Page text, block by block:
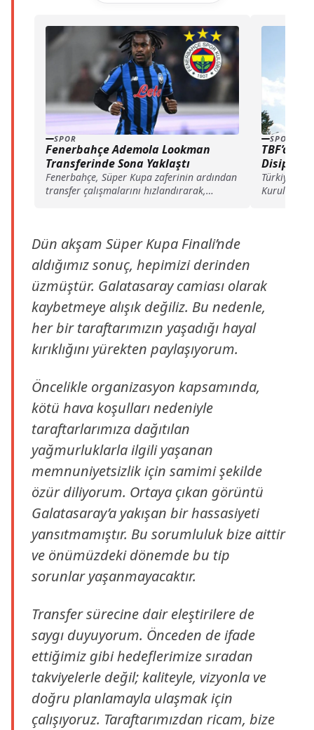
SPOR
Fenerbahçe Ademola Lookman
Transferinde Sona Yaklaştı
Fenerbahçe, Süper Kupa zaferinin ardından
transfer çalışmalarını hızlandırarak,
SPOR
TBF’den
Disiplin
Türkiye
Kurulu,
Dün akşam Süper Kupa Finali’nde
aldığımız sonuç, hepimizi derinden
üzmüştür. Galatasaray camiası olarak
kaybetmeye alışık değiliz. Bu nedenle,
her bir taraftarımızın yaşadığı hayal
kırıklığını yürekten paylaşıyorum.
Öncelikle organizasyon kapsamında,
kötü hava koşulları nedeniyle
taraftarlarımıza dağıtılan
yağmurluklarla ilgili yaşanan
memnuniyetsizlik için samimi şekilde
özür diliyorum. Ortaya çıkan görüntü
Galatasaray’a yakışan bir hassasiyeti
yansıtmamıştır. Bu sorumluluk bize aittir
ve önümüzdeki dönemde bu tip
sorunlar yaşanmayacaktır.
Transfer sürecine dair eleştirilere de
saygı duyuyorum. Önceden de ifade
ettiğimiz gibi hedeflerimize sıradan
takviyelerle değil; kaliteyle, vizyonla ve
doğru planlamayla ulaşmak için
çalışıyoruz. Taraftarımızdan ricam, bize